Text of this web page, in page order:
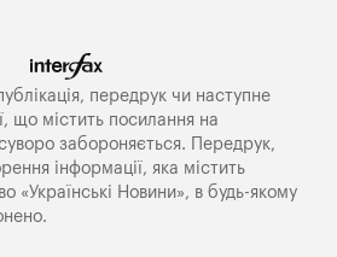
передрук чи наступне
що мiстить посилання на
забороняється. Передрук,
інформації, яка містить
«Українські Новини», в будь-якому